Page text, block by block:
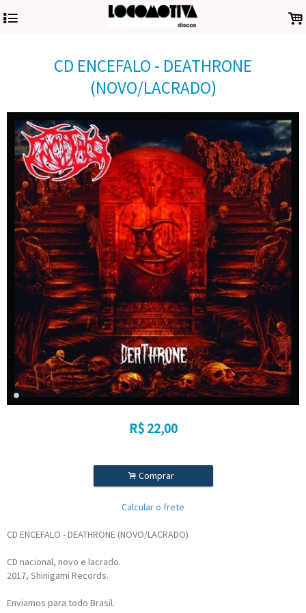
4 .
CD ENCEFALO - DEATHRONE
(NOVO/LACRADO)
R$ 22,00
. Comprar
Calcular o frete
CD ENCEFALO - DEATHRONE (NOVO/LACRADO)
CD nacional, novo e lacrado.
2017, Shinigami Records.
Enviamos para todo Brasil.